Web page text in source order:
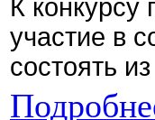
К
участие в
состоять